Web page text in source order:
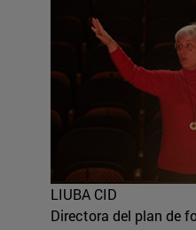
LIUBA CID
Directora del plan de